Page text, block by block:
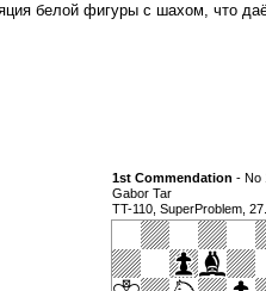
белой фигуры с шахом, что
1st Commendation - No
Gabor Tar
TT-110, SuperProblem,